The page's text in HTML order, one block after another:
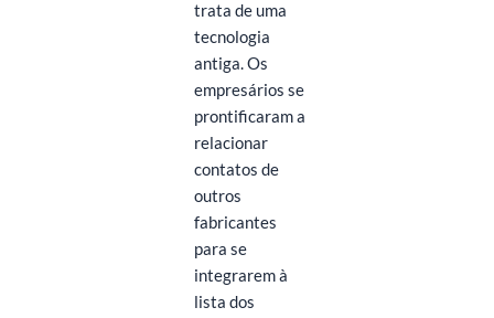
trata de uma
tecnologia
antiga. Os
empresários se
prontificaram a
relacionar
contatos de
outros
fabricantes
para se
integrarem à
lista dos